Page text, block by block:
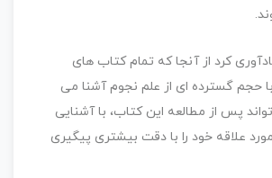
کرد از آنجا که تمام کتاب های
با حجم گسترده ای از علم نجوم آشنا می
پس از مطالعه این کتاب، با آشنایی
علاقه خود را با دقت بیشتری پیگیری